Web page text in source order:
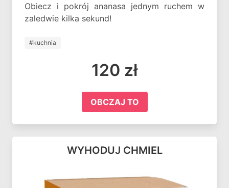
Obiecz i pokrój ananasa jednym ruchem w
zaledwie kilka sekund!
#kuchnia
120 zł
OBCZAJ TO
WYHODUJ CHMIEL